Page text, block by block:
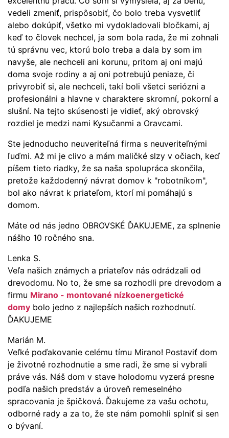
vedeli zmeniť, prispôsobiť, čo bolo treba vysvetliť
alebo dokúpiť, všetko mi vydokladovali bločkami, aj
keď to človek nechcel, ja som bola rada, že mi zohnali
tú správnu vec, ktorú bolo treba a dala by som im
navyše, ale nechceli ani korunu, pritom aj oni majú
doma svoje rodiny a aj oni potrebujú peniaze, či
privyrobiť si, ale nechceli, takí boli všetci seriózni a
profesionálni a hlavne v charaktere skromní, pokorní a
slušní. Na tejto skúsenosti je vidieť, aký obrovský
rozdiel je medzi nami Kysučanmi a Oravcami.
Ste jednoducho neuveriteľná firma s neuveriteľnými
ľuďmi. Až mi je clivo a mám maličké slzy v očiach, keď
píšem tieto riadky, že sa naša spolupráca skončila,
pretože každodenný návrat domov k "robotníkom",
bol ako návrat k priateľom, ktorí mi pomáhajú s
domom.
Máte od nás jedno OBROVSKÉ ĎAKUJEME, za splnenie
nášho 10 ročného sna.
Lenka S.
Veľa našich známych a priateľov nás odrádzali od
drevodomu. No to, že sme sa rozhodli pre drevodom a
firmu Mirano - montované nízkoenergetické
domy bolo jedno z najlepších našich rozhodnutí.
ĎAKUJEME
Marián M.
Veľké poďakovanie celému tímu Mirano! Postaviť dom
je životné rozhodnutie a sme radi, že sme si vybrali
práve vás. Náš dom v stave holodomu vyzerá presne
podľa našich predstáv a úroveň remeselného
spracovania je špičková. Ďakujeme za vašu ochotu,
odborné rady a za to, že ste nám pomohli splniť si sen
o bývaní.